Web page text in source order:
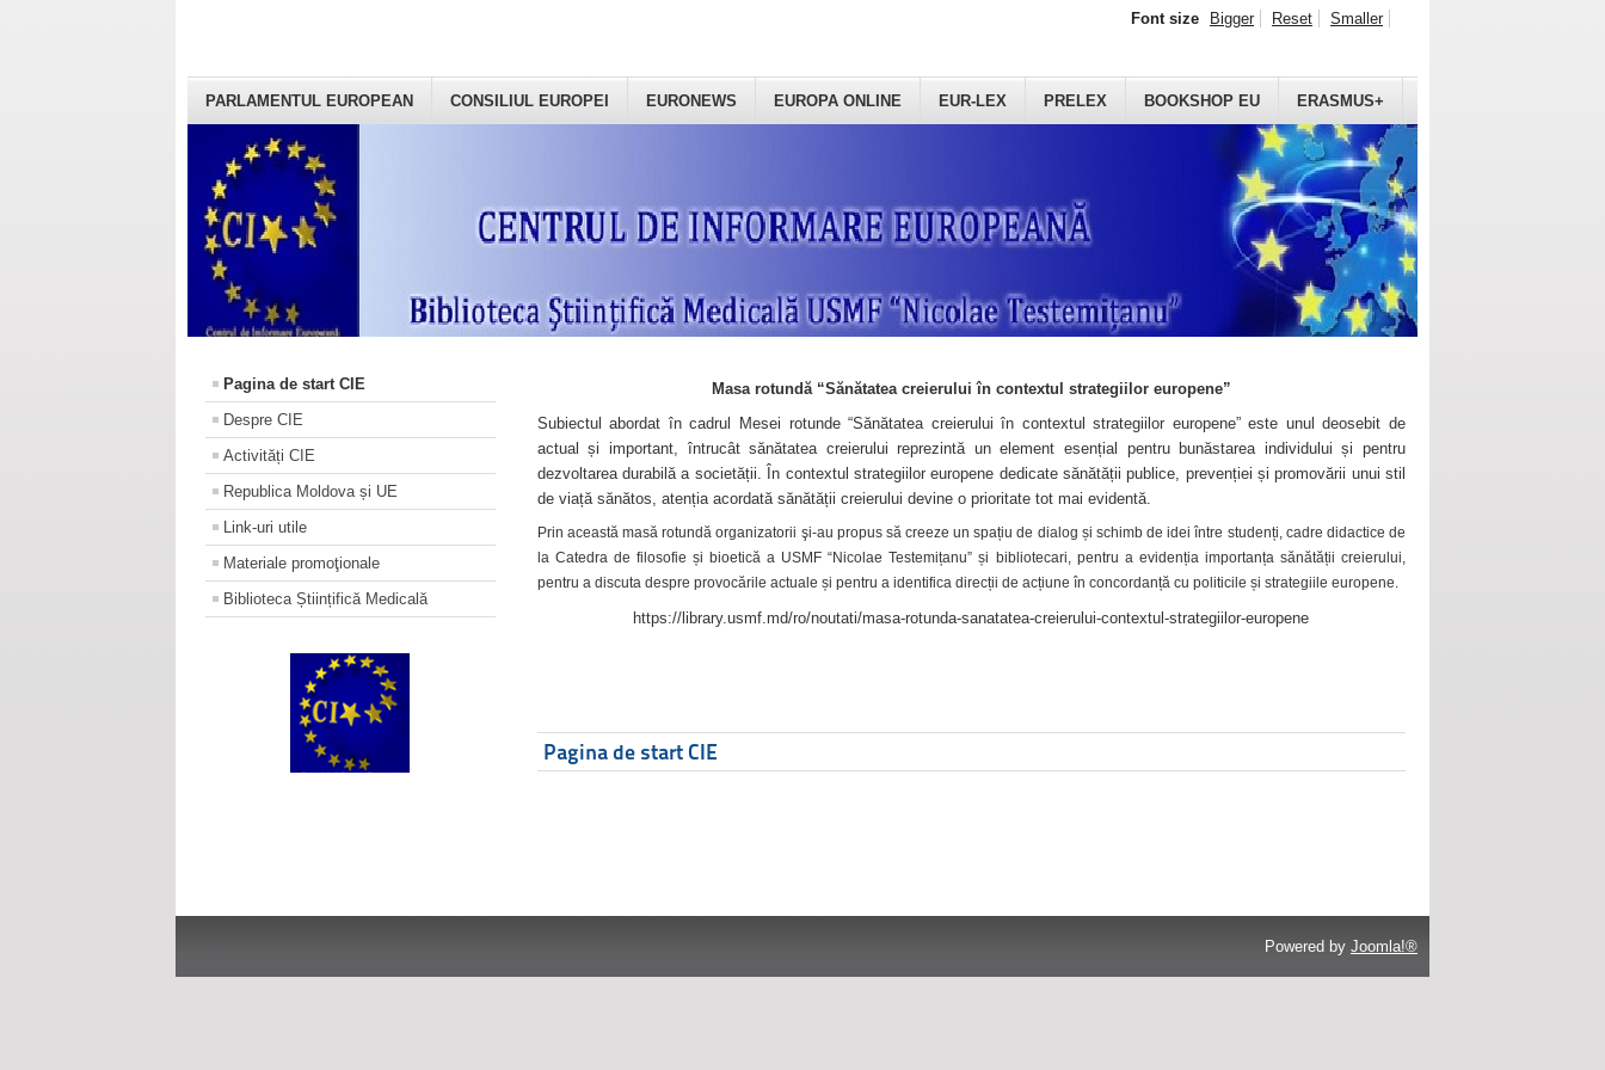
PARLAMENTUL EUROPEAN CONSILIUL EUROPEI EURONEWS EUROPA ONLINE EUR-LEX PRELEX BOOKSHOP EU ERASMUS+
Font size Bigger Reset Smaller
Pagina de start CIE
Despre CIE
Activități CIE
Republica Moldova și UE
Link-uri utile
Materiale promoţionale
Biblioteca Științifică Medicală
Masa rotundă “Sănătatea creierului în contextul strategiilor europene”
Subiectul abordat în cadrul Mesei rotunde “Sănătatea creierului în contextul strategiilor europene” este unul deosebit de
actual și important, întrucât sănătatea creierului reprezintă un element esențial pentru bunăstarea individului și pentru
dezvoltarea durabilă a societății. În contextul strategiilor europene dedicate sănătății publice, prevenției și promovării unui stil
de viață sănătos, atenția acordată sănătății creierului devine o prioritate tot mai evidentă.
Prin această masă rotundă organizatorii şi-au propus să creeze un spațiu de dialog și schimb de idei între studenți, cadre didactice de
la Catedra de filosofie și bioetică a USMF “Nicolae Testemițanu” și bibliotecari, pentru a evidenția importanța sănătății creierului,
pentru a discuta despre provocările actuale și pentru a identifica direcții de acțiune în concordanță cu politicile și strategiile europene.
https://library.usmf.md/ro/noutati/masa-rotunda-sanatatea-creierului-contextul-strategiilor-europene
Pagina de start CIE
Powered by Joomla!®